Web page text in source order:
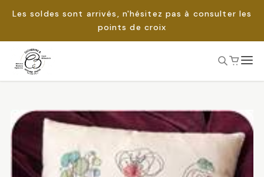
Les soldes sont arrivés, n'hésitez pas à consulter les
points de croix
Passer